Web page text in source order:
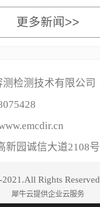
更多新闻>>
检测技术有限公司
新园诚信大道2108号
Rights Reserved
犀牛云提供企业云服务